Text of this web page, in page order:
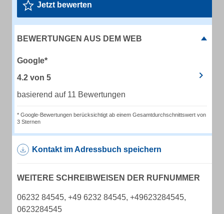
Jetzt bewerten
BEWERTUNGEN AUS DEM WEB
Google*
4.2 von 5
basierend auf 11 Bewertungen
* Google-Bewertungen berücksichtigt ab einem Gesamtdurchschnittswert von
3 Sternen
Kontakt im Adressbuch speichern
WEITERE SCHREIBWEISEN DER RUFNUMMER
06232 84545, +49 6232 84545, +49623284545,
0623284545